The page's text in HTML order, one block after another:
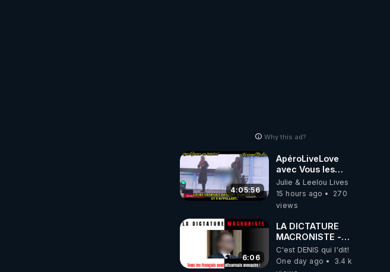
Why this ad?
4:05:56
ApéroLiveLove
avec Vous les
Zzz'Amis
05/08/26 Les
Zzz'Infos Bonheur
Julie & Leelou Lives
15 hours ago
270
views
6:06
LA DICTATURE
MACRONISTE -
Tous les Français
sont désormais
menacés !
C'est DENIS qui l'dit!
One day ago
3.4 k